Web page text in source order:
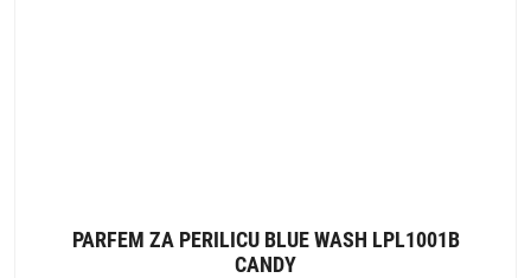
PARFEM ZA PERILICU BLUE WASH LPL1001B
CANDY